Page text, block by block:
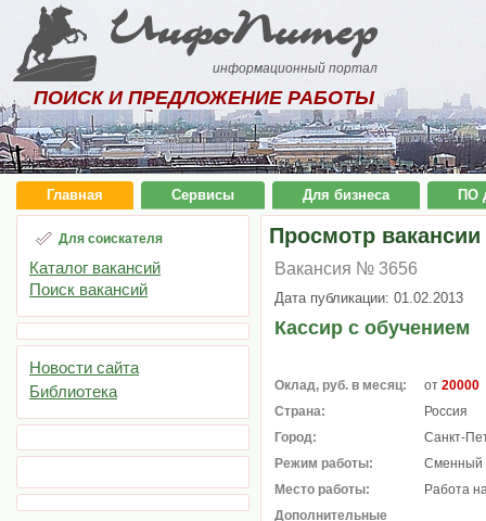
ИнфоПитер
информационный портал
ПОИСК И ПРЕДЛОЖЕНИЕ РАБОТЫ
Главная Сервисы Для бизнеса ПО
Для соискателя
Каталог вакансий
Поиск вакансий
Новости сайта
Библиотека
Просмотр вакансии
Вакансия № 3656
Дата публикации: 01.02.2013
Кассир с обучением
Оклад, руб. в месяц: от 20000
Страна:
Россия
Город:
Санкт-
Режим работы:
Сменный
Место работы:
Работа
Дополнительные